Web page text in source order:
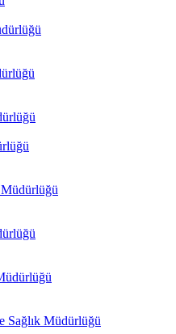
Sağlık Müdürlüğü